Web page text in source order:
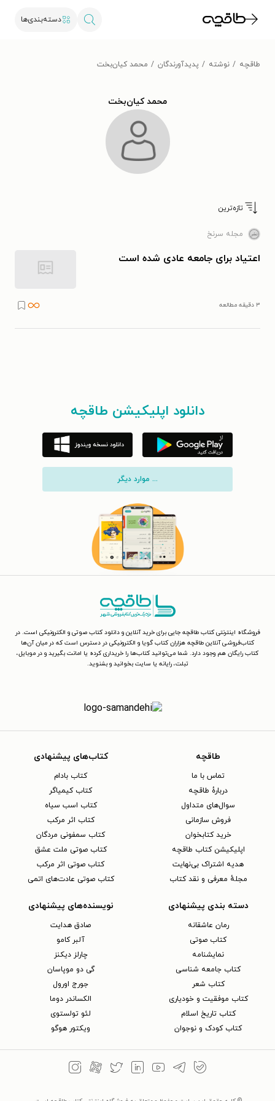
دسته‌بندی‌ها
طاقچه نوشته پدیدآورندگان محمد کیان‌بخت
محمد کیان‌بخت
تازه‌ترین
مجله سرنخ
اعتیاد برای جامعه عادی شده است
۳ دقیقه مطالعه
دانلود اپلیکیشن طاقچه
... موارد دیگر
فروشگاه اینترنتی کتاب طاقچه جایی برای خرید آنلاین و دانلود کتاب صوتی و الکترونیکی است. در
کتاب‌فروشی آنلاین طاقچه هزاران کتاب گویا و الکترونیکی در دسترس است که در میان آن‌ها
کتاب رایگان هم وجود دارد. شما می‌توانید کتاب‌ها را خریداری کرده یا امانت بگیرید و در موبایل،
تبلت، رایانه یا سایت بخوانید و بشنوید.
طاقچه
تماس با ما
دربارهٔ طاقچه
سوال‌های متداول
فروش سازمانی
خرید کتابخوان
اپلیکیشن کتاب طاقچه
هدیه اشتراک بی‌نهایت
مجلهٔ معرفی و نقد کتاب
کتاب‌های پیشنهادی
کتاب بادام
کتاب کیمیاگر
کتاب اسب سیاه
کتاب اثر مرکب
کتاب سمفونی مردگان
کتاب صوتی ملت عشق
کتاب صوتی اثر مرکب
کتاب صوتی عادت‌های اتمی
دسته بندی پیشنهادی
رمان عاشقانه
کتاب‌ صوتی
نمایشنامه
کتاب جامعه شناسی
کتاب شعر
کتاب موفقیت و خودیاری
کتاب تاریخ اسلام
کتاب کودک و نوجوان
نویسنده‌های پیشنهادی
صادق هدایت
آلبر کامو
چارلز دیکنز
گی دو موپاسان
جورج اورول
الکساندر دوما
لئو تولستوی
ویکتور هوگو